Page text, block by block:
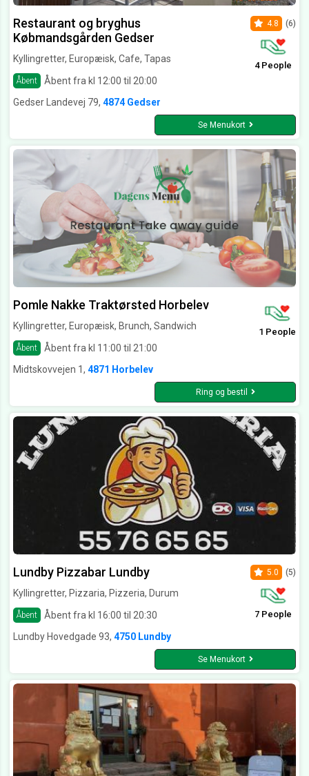
Restaurant og bryghus
Købmandsgården Gedser
Kyllingretter, Europæisk, Cafe, Tapas
Åbent Åbent fra kl 12:00 til 20:00
4.8 (6)
4 People
Gedser Landevej 79, 4874 Gedser
Se Menukort
Pomle Nakke Traktørsted Horbelev
Kyllingretter, Europæisk, Brunch, Sandwich
Åbent Åbent fra kl 11:00 til 21:00
1 People
Midtskovvejen 1, 4871 Horbelev
Ring og bestil
Lundby Pizzabar Lundby
Kyllingretter, Pizzaria, Pizzeria, Durum
Åbent Åbent fra kl 16:00 til 20:30
5.0 (5)
7 People
Lundby Hovedgade 93, 4750 Lundby
Se Menukort